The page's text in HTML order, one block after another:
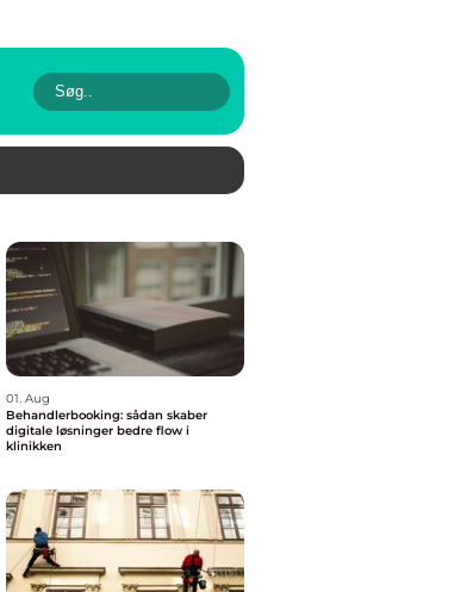
01. Aug
Behandlerbooking: sådan skaber
digitale løsninger bedre flow i
klinikken